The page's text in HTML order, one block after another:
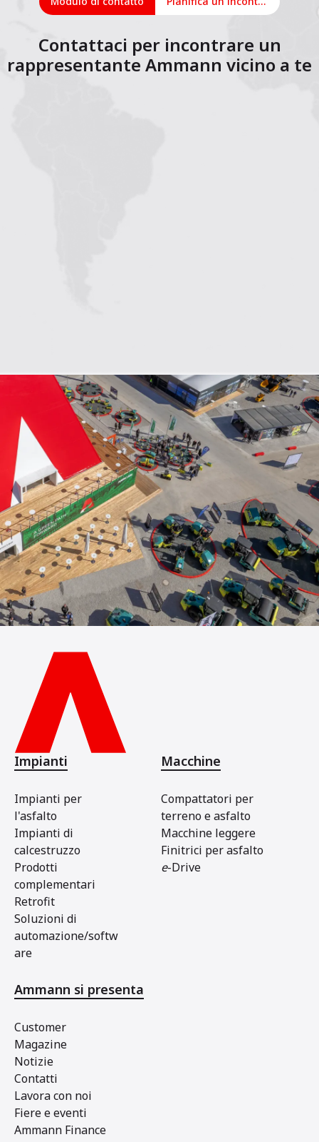
Contattaci per incontrare un
rappresentante Ammann vicino a te
Impianti
Impianti per
l'asfalto
Impianti di
calcestruzzo
Prodotti
complementari
Retrofit
Soluzioni di
automazione/softw
are
Macchine
Compattatori per
terreno e asfalto
Macchine leggere
Finitrici per asfalto
e-Drive
Ammann si presenta
Customer
Magazine
Notizie
Contatti
Lavora con noi
Fiere e eventi
Ammann Finance